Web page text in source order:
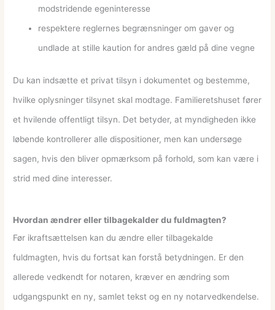
modstridende egeninteresse
respektere reglernes begrænsninger om gaver og
undlade at stille kaution for andres gæld på dine vegne
Du kan indsætte et privat tilsyn i dokumentet og bestemme,
hvilke oplysninger tilsynet skal modtage. Familieretshuset fører
et hvilende offentligt tilsyn. Det betyder, at myndigheden ikke
løbende kontrollerer alle dispositioner, men kan undersøge
sagen, hvis den bliver opmærksom på forhold, som kan være i
strid med dine interesser.
Hvordan ændrer eller tilbagekalder du fuldmagten?
Før ikraftsættelsen kan du ændre eller tilbagekalde
fuldmagten, hvis du fortsat kan forstå betydningen. Er den
allerede vedkendt for notaren, kræver en ændring som
udgangspunkt en ny, samlet tekst og en ny notarvedkendelse.